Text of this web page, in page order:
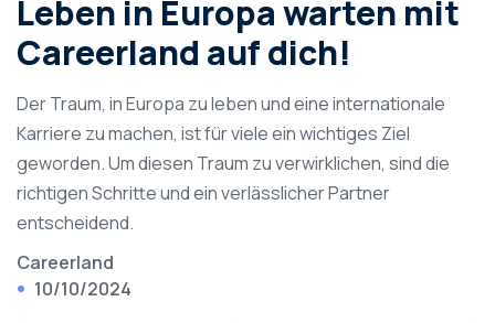
Leben in Europa warten mit
Careerland auf dich!
Der Traum, in Europa zu leben und eine internationale
Karriere zu machen, ist für viele ein wichtiges Ziel
geworden. Um diesen Traum zu verwirklichen, sind die
richtigen Schritte und ein verlässlicher Partner
entscheidend.
Careerland
10/10/2024